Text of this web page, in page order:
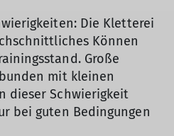
Die Kletterei
Können
Große
mit kleinen
dieser Schwierigkeit
bei guten Bedingungen